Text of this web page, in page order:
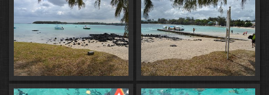
peut admirer, avec masque et tuba, les
coraux encore vivants et
d'innombrables poissons de toutes les
couleurs. (https://www.sea-
seek.com/Blue-Bay-Maurice-)